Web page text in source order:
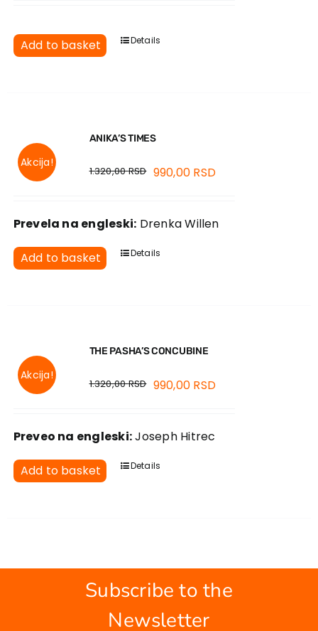
Add to basket Details
Akcija!
ANIKA’S TIMES
1.320,00RSD 990,00 RSD
Prevela na engleski: Drenka Willen
Add to basket Details
Akcija!
THE PASHA’S CONCUBINE
1.320,00RSD 990,00 RSD
Preveo na engleski:Joseph Hitrec
Add to basket Details
Subscribe to the
Newsletter